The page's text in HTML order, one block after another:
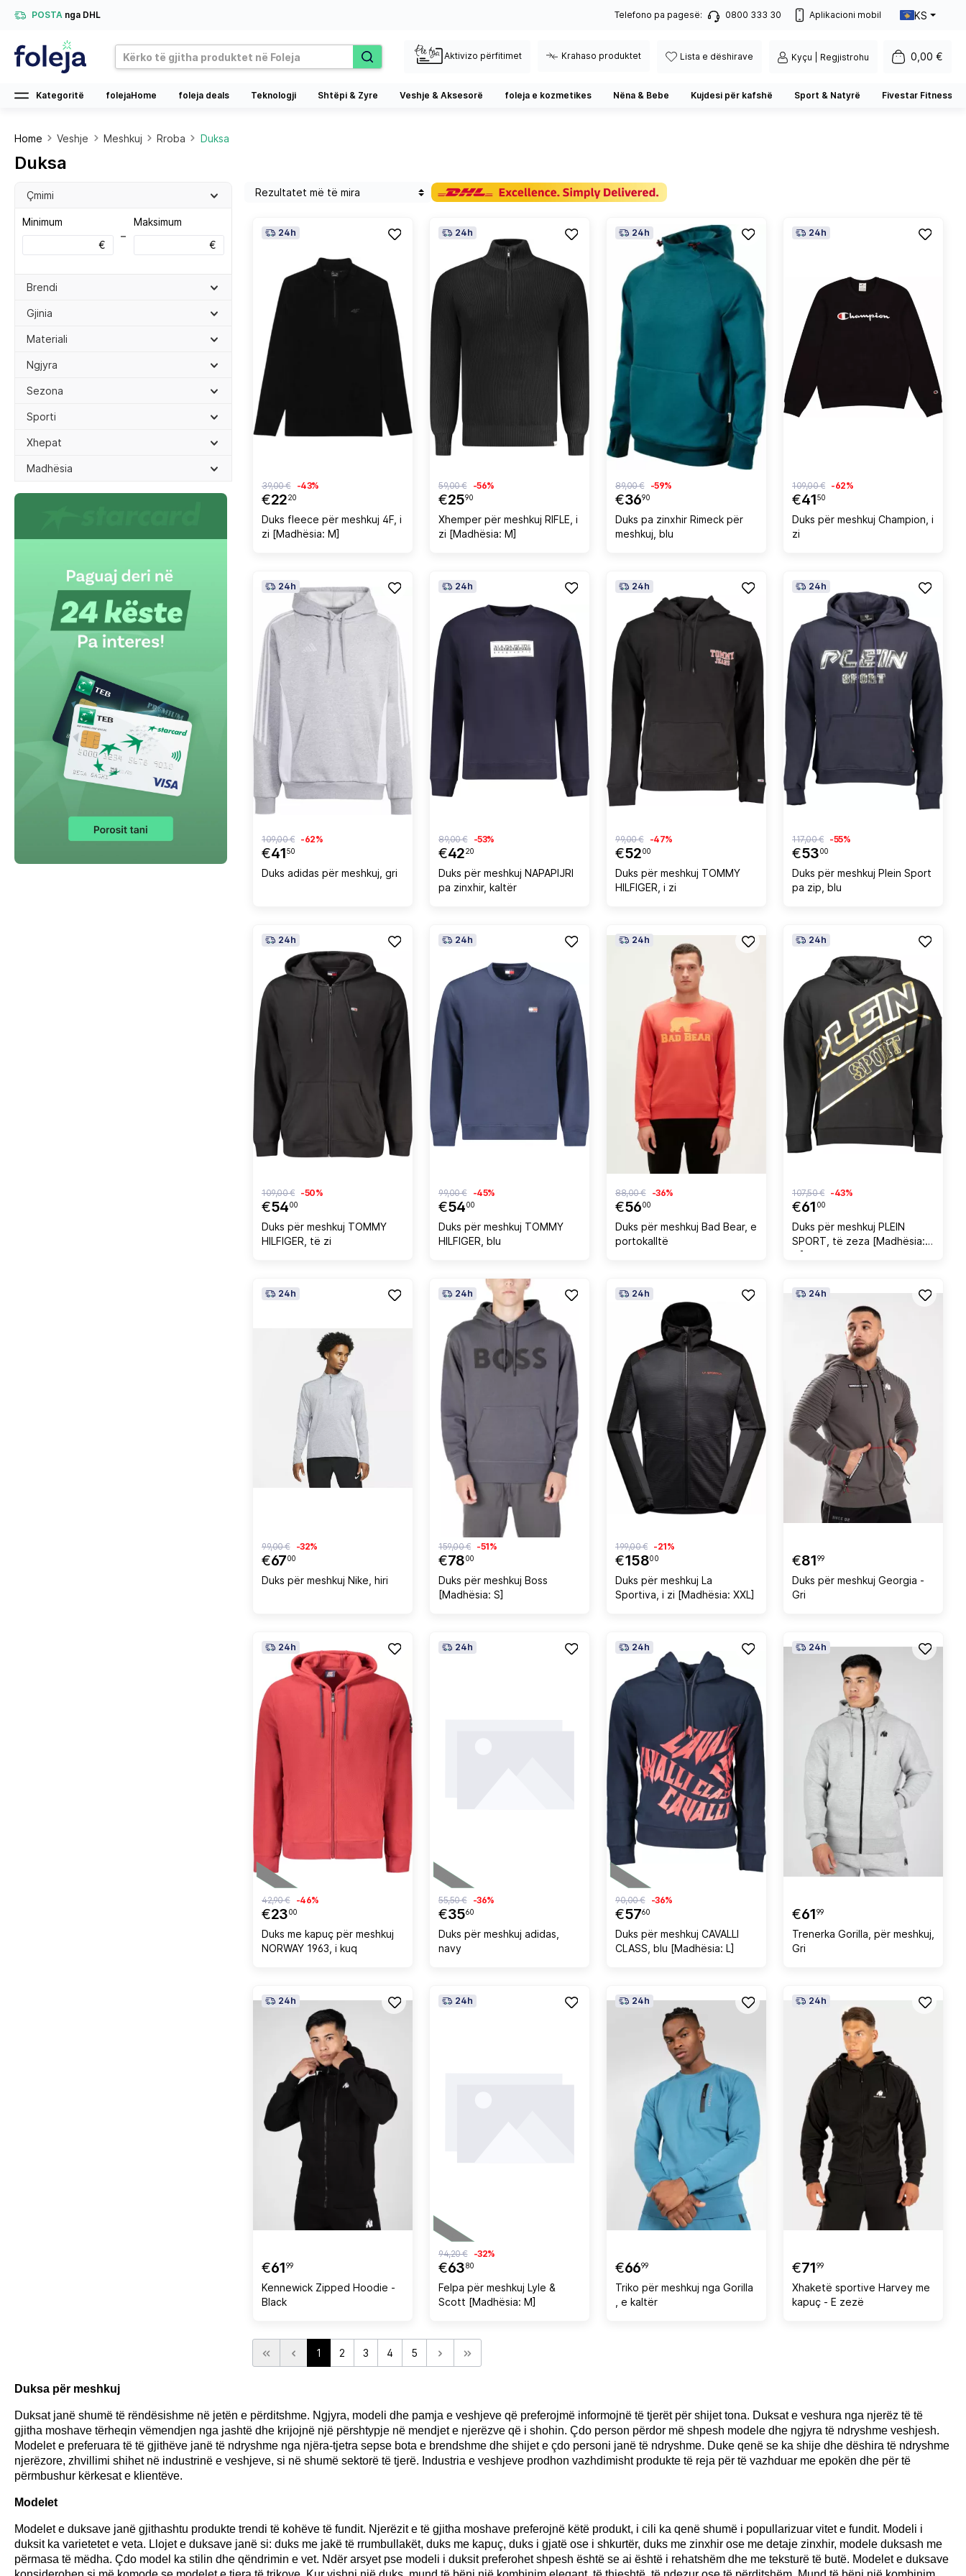
POSTA nga DHL Telefono pa pagesë: 0800 333 30 Aplikacioni mobil KS
Aktivizo përfitimet Krahaso produktet Lista e dëshirave Kyçu | Regjistrohu 0,00 €
Kategoritë folejaHome foleja deals Teknologji Shtëpi & Zyre Veshje & Aksesorë foleja e kozmetikes Nëna & Bebe Kujdesi për kafshë Sport & Natyrë Fivestar Fitness
Home Veshje Meshkuj Rroba Duksa
Duksa
Brendi
Gjinia
Materiali
Ngjyra
Sezona
Sporti
Xhepat
Madhësia
Çmimi
Minimum
€
–
Maksimum
€
24h
€2220
39,00 € -43%
Duks fleece për meshkuj 4F, i
zi [Madhësia: M]
24h
€2590
59,00 € -56%
Xhemper për meshkuj RIFLE, i
zi [Madhësia: M]
24h
€3690
89,00 € -59%
Duks pa zinxhir Rimeck për
meshkuj, blu
24h
€4150
109,00 € -62%
Duks për meshkuj Champion, i
zi
24h
€4150
109,00 € -62%
Duks adidas për meshkuj, gri
24h
€4220
89,00 € -53%
Duks për meshkuj NAPAPIJRI
pa zinxhir, kaltër
24h
€5200
99,00 € -47%
Duks për meshkuj TOMMY
HILFIGER, i zi
24h
€5300
117,00 € -55%
Duks për meshkuj Plein Sport
pa zip, blu
24h
€5400
109,00 € -50%
Duks për meshkuj TOMMY
HILFIGER, të zi
24h
€5400
99,00 € -45%
Duks për meshkuj TOMMY
HILFIGER, blu
24h
€5600
88,00 € -36%
Duks për meshkuj Bad Bear, e
portokalltë
24h
€61 00
107,50 € -43%
Duks për meshkuj PLEIN
SPORT, të zeza [Madhësia:
M]
24h
€6700
99,00 € -32%
Duks për meshkuj Nike, hiri
24h
€7800
159,00 € -51%
Duks për meshkuj Boss
[Madhësia: S]
24h
€15800
199,00 € -21%
Duks për meshkuj La
Sportiva, i zi [Madhësia: XXL]
24h
€8199
Duks për meshkuj Georgia -
Gri
24h
€2300
42,90 € -46%
Duks me kapuç për meshkuj
NORWAY 1963, i kuq
24h
€3560
55,50 € -36%
Duks për meshkuj adidas,
navy
24h
€5760
90,00 € -36%
Duks për meshkuj CAVALLI
CLASS, blu [Madhësia: L]
24h
€6199
Trenerka Gorilla, për meshkuj,
Gri
24h
€6199
Kennewick Zipped Hoodie -
Black
24h
€6380
94,20 € -32%
Felpa për meshkuj Lyle &
Scott [Madhësia: M]
24h
€6699
Triko për meshkuj nga Gorilla
, e kaltër
24h
€7199
Xhaketë sportive Harvey me
kapuç - E zezë
1 2 3 4 5
Duksa për meshkuj
Duksat janë shumë të rëndësishme në jetën e përditshme. Ngjyra, modeli dhe pamja e veshjeve që preferojmë informojnë të tjerët për shijet tona. Duksat e veshura nga njerëz të të
gjitha moshave tërheqin vëmendjen nga jashtë dhe krijojnë një përshtypje në mendjet e njerëzve që i shohin. Çdo person përdor më shpesh modele dhe ngjyra të ndryshme veshjesh.
Modelet e preferuara të të gjithëve janë të ndryshme nga njëra-tjetra sepse bota e brendshme dhe shijet e çdo personi janë të ndryshme. Duke qenë se ka shije dhe dëshira të ndryshme
njerëzore, zhvillimi shihet në industrinë e veshjeve, si në shumë sektorë të tjerë. Industria e veshjeve prodhon vazhdimisht produkte të reja për të vazhduar me epokën dhe për të
përmbushur kërkesat e klientëve.
Modelet
Modelet e duksave janë gjithashtu produkte trendi të kohëve të fundit. Njerëzit e të gjitha moshave preferojnë këtë produkt, i cili ka qenë shumë i popullarizuar vitet e fundit. Modeli i
duksit ka varietetet e veta. Llojet e duksave janë si: duks me jakë të rrumbullakët, duks me kapuç, duks i gjatë ose i shkurtër, duks me zinxhir ose me detaje zinxhir, modele duksash me
përmasa të mëdha. Çdo model ka stilin dhe qëndrimin e vet. Ndër arsyet pse modeli i duksit preferohet shpesh është se ai është i rehatshëm dhe me teksturë të butë. Modelet e duksave